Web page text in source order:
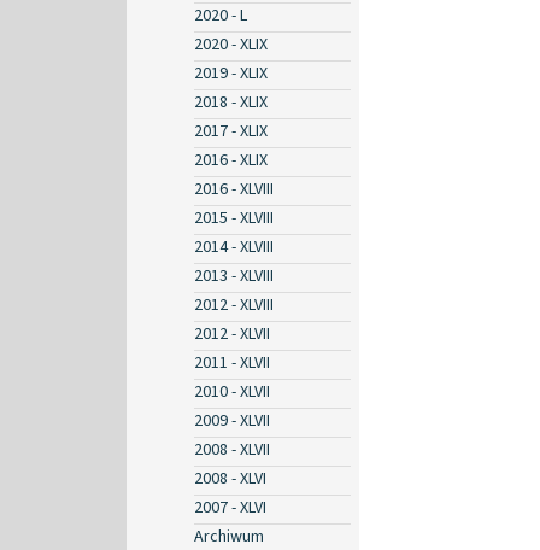
2020 - L
2020 - XLIX
2019 - XLIX
2018 - XLIX
2017 - XLIX
2016 - XLIX
2016 - XLVIII
2015 - XLVIII
2014 - XLVIII
2013 - XLVIII
2012 - XLVIII
2012 - XLVII
2011 - XLVII
2010 - XLVII
2009 - XLVII
2008 - XLVII
2008 - XLVI
2007 - XLVI
Archiwum